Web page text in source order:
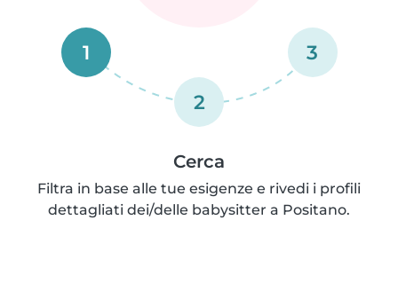
1
2
3
Cerca
Filtra in base alle tue esigenze e rivedi i profili
dettagliati dei/delle babysitter a Positano.